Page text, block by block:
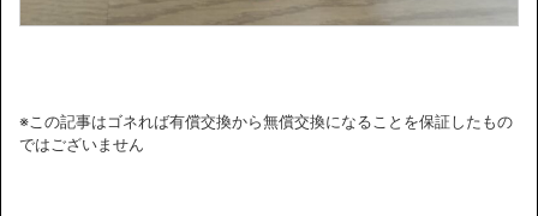
※この記事はゴネれば有償交換から無償交換になることを保証したもの
ではございません